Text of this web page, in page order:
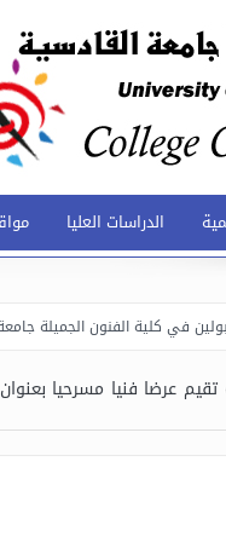
الدراسات العليا
الفنون الجميلة جامعة